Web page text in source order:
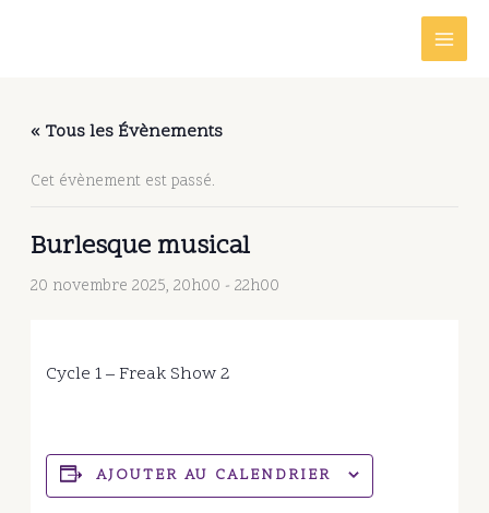
« Tous les Évènements
Cet évènement est passé.
Burlesque musical
20 novembre 2025, 20h00 - 22h00
Cycle 1 – Freak Show 2
AJOUTER AU CALENDRIER